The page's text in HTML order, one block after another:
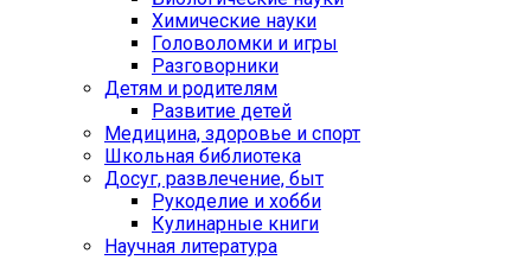
Химические науки
Головоломки и игры
Разговорники
Детям и родителям
Развитие детей
Медицина, здоровье и спорт
Школьная библиотека
Досуг, развлечение, быт
Рукоделие и хобби
Кулинарные книги
Научная литература